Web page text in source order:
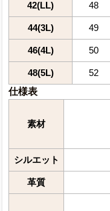
42(LL) 48
44(3L) 49
46(4L) 50
48(5L) 52
仕様表
素材
シルエット
革質